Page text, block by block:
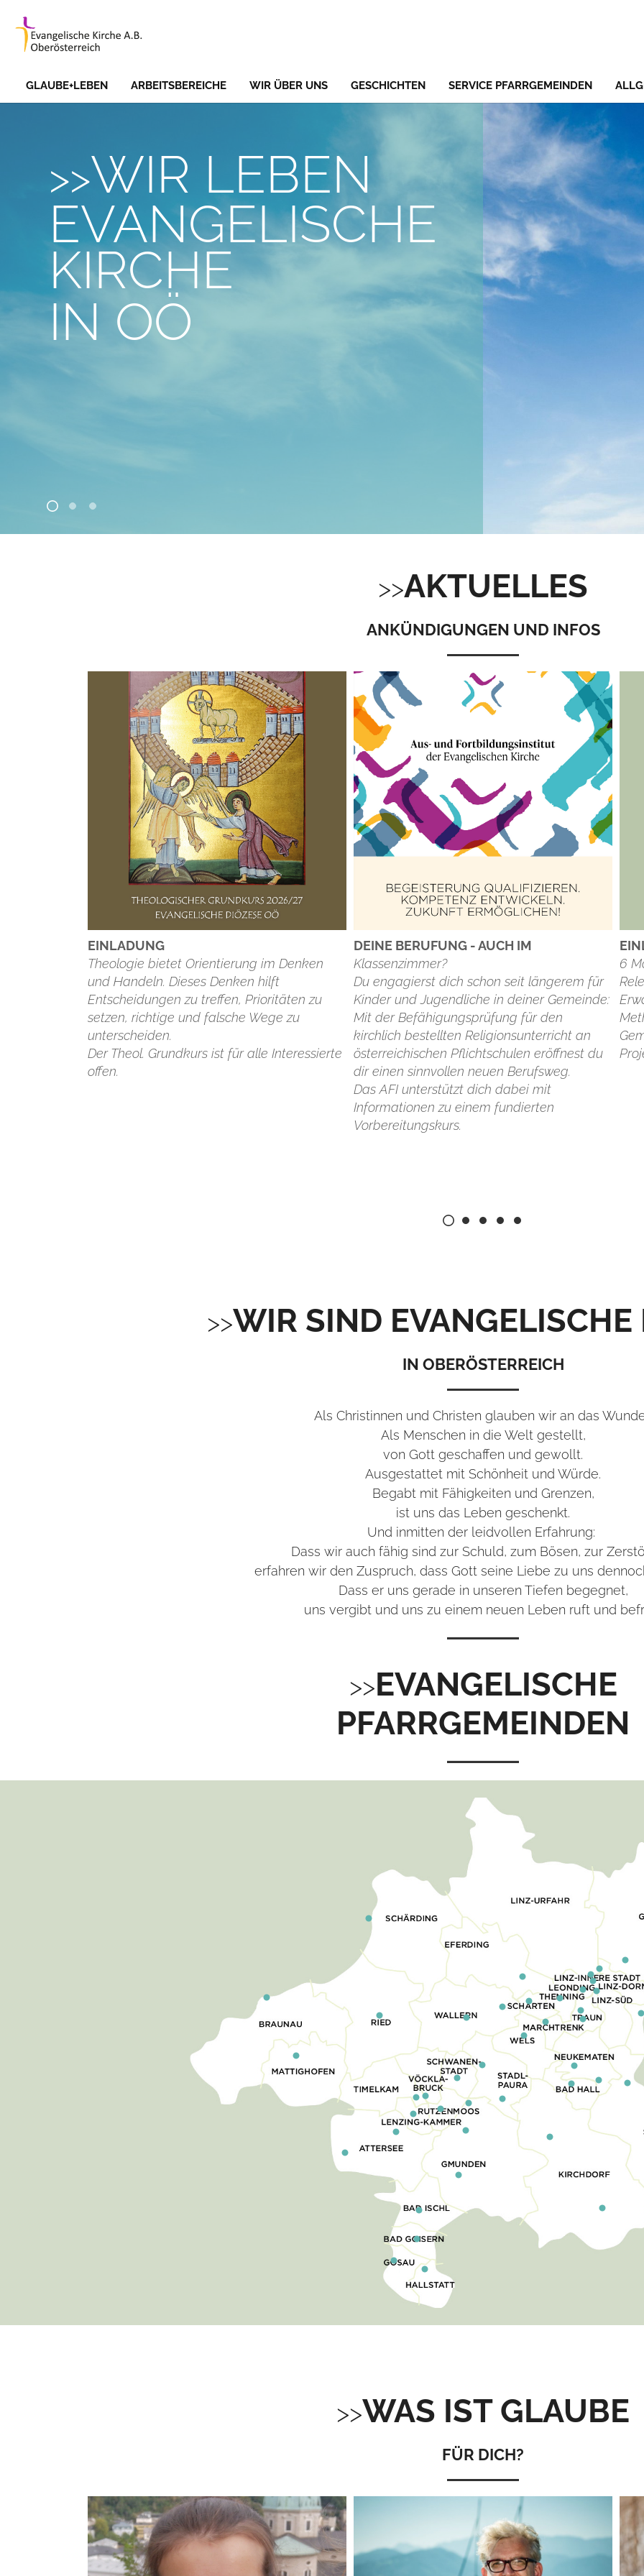
GLAUBE+LEBEN ARBEITSBEREICHE WIR ÜBER UNS GESCHICHTEN SERVICE PFARRGEMEINDEN
WIR LEBEN
EVANGELISCHE
KIRCHE
IN OÖ
AKTUELLES
ANKÜNDIGUNGEN UND INFOS
Einladung
Theologie bietet Orientierung im Denken
und Handeln. Dieses Denken hilft
Entscheidungen zu treffen, Prioritäten zu
setzen, richtige und falsche Wege zu
unterscheiden.
Der Theol. Grundkurs ist für alle Interessierte
offen.
Deine Berufung - auch im
Klassenzimmer?
Du engagierst dich schon seit längerem für
Kinder und Jugendliche in deiner Gemeinde:
Mit der Befähigungsprüfung für den
kirchlich bestellten Religionsunterricht an
österreichischen Pflichtschulen eröffnest du
dir einen sinnvollen neuen Berufsweg.
Das AFI unterstützt dich dabei mit
Informationen zu einem fundierten
Vorbereitungskurs.
6
WIR SIND EVANGELISCHE
IN OBERÖSTERREICH
Als Christinnen und Christen glauben wir an das
Als Menschen in die Welt gestellt,
von Gott geschaffen und gewollt.
Ausgestattet mit Schönheit und Würde.
Begabt mit Fähigkeiten und Grenzen,
ist uns das Leben geschenkt.
Und inmitten der leidvollen Erfahrung:
Dass wir auch fähig sind zur Schuld, zum Bösen, zur
erfahren wir den Zuspruch, dass Gott seine Liebe zu uns
Dass er uns gerade in unseren Tiefen begegnet,
uns vergibt und uns zu einem neuen Leben ruft und
EVANGELISCHE
PFARRGEMEINDEN
WAS IST GLAUBE
FÜR DICH?